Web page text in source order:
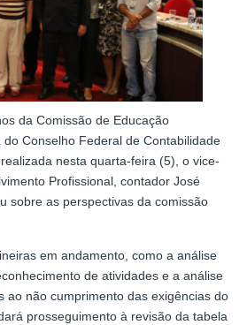
da Comissão de Educação
do Conselho Federal de Contabilidade
nesta quarta-feira (5), o vice-
Profissional, contador José
sobre as perspectivas da comissão
em andamento, como a análise
de atividades e a análise
ao não cumprimento das exigências do
prosseguimento à revisão da tabela